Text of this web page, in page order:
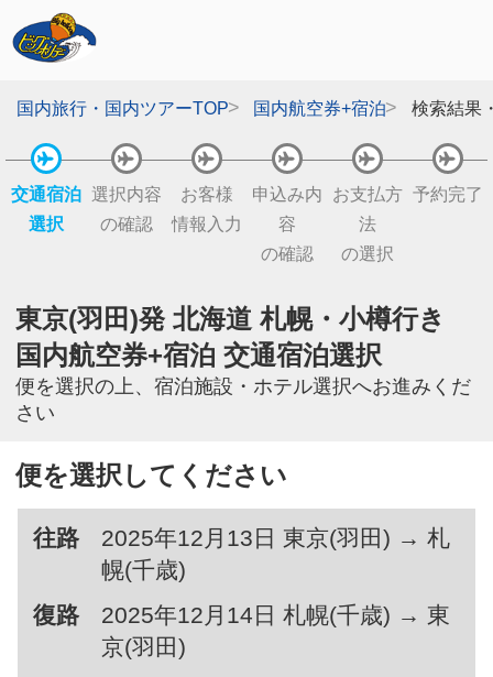
国内旅行・国内ツアーTOP 国内航空券+宿泊 検索結果
交通宿泊
選択
選択内容
の確認
お客様
情報入力
申込み内
容
の確認
お支払方
法
の選択
予約完了
東京(羽田)発 北海道 札幌・小樽行き
国内航空券+宿泊 交通宿泊選択
便を選択の上、宿泊施設・ホテル選択へお進みくだ
さい
便を選択してください
往路
2025年12月13日 東京(羽田) → 札
幌(千歳)
復路
2025年12月14日 札幌(千歳) → 東
京(羽田)